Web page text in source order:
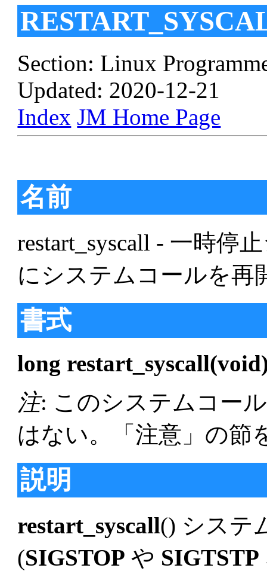
Section: Linux
Updated: 2020-12-21
Index JM Home Page
名前
restart_syscall - 一時停
にシステムコールを再
書式
long
注: このシステムコー
はない。「注意」の節
説明
restart_syscall() システ
(SIGSTOP や SIGTSTP